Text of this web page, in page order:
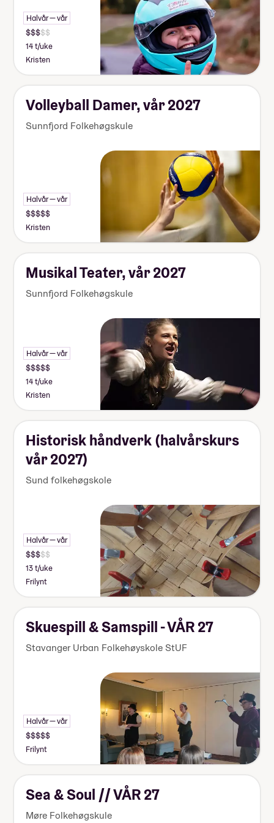
Halvår — vår
14 t/uke
Kristen
Volleyball Damer, vår 2027
Sunnfjord Folkehøgskule
Halvår — vår
Kristen
Musikal Teater, vår 2027
Sunnfjord Folkehøgskule
Halvår — vår
14 t/uke
Kristen
Historisk håndverk (halvårskurs
vår 2027)
Sund folkehøgskole
Halvår — vår
13 t/uke
Frilynt
Skuespill & Samspill - VÅR 27
Stavanger Urban Folkehøyskole StUF
Halvår — vår
Frilynt
Sea & Soul // VÅR 27
Møre Folkehøgskule